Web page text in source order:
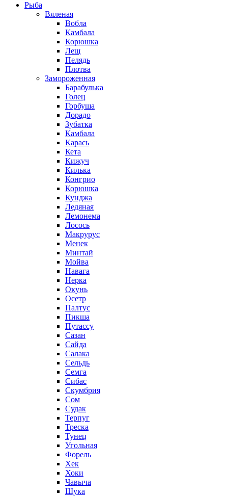
Рыба
Вяленая
Вобла
Камбала
Корюшка
Лещ
Пелядь
Плотва
Замороженная
Барабулька
Голец
Горбуша
Дорадо
Зубатка
Камбала
Карась
Кета
Кижуч
Килька
Конгрио
Корюшка
Кунджа
Ледяная
Лемонема
Лосось
Макрурус
Менек
Минтай
Мойва
Навага
Нерка
Окунь
Осетр
Палтус
Пикша
Путассу
Сазан
Сайда
Салака
Сельдь
Семга
Сибас
Скумбрия
Сом
Судак
Терпуг
Треска
Тунец
Угольная
Форель
Хек
Хоки
Чавыча
Щука